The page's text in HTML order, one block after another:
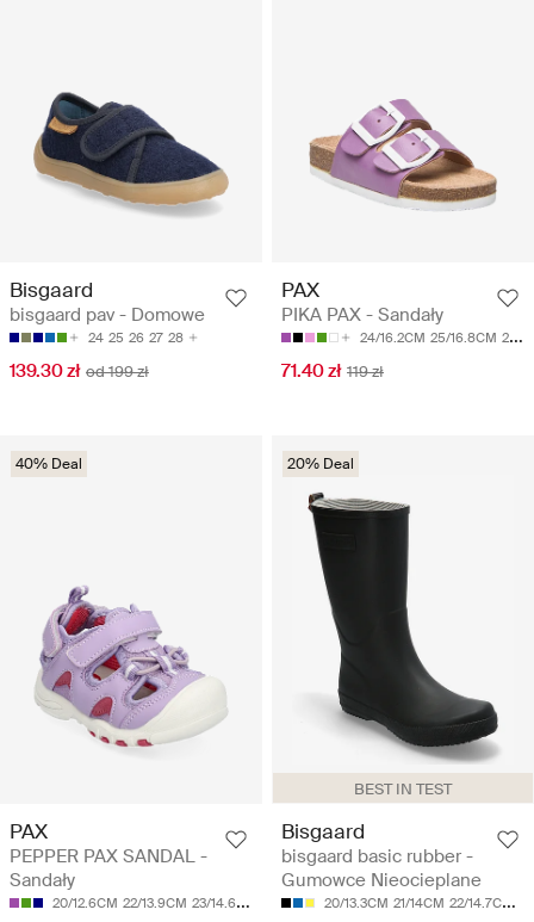
Bisgaard
bisgaard pav - Domowe
24 25 26 27 28
139.30 zł od 199 zł
PAX
PIKA PAX - Sandały
24/16.2CM 25/16.8CM 26/17.45CM
71.40 zł 119 zł
40% Deal
PAX
PEPPER PAX SANDAL -
Sandały
20/12.6CM 22/13.9CM 23/14.6CM 24/15.2CM 25/15.9CM
BEST IN TEST
20% Deal
Bisgaard
bisgaard basic rubber -
Gumowce Nieocieplane
20/13.3CM 21/14CM 22/14.7CM